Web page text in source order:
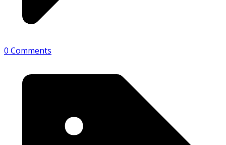
0 Comments